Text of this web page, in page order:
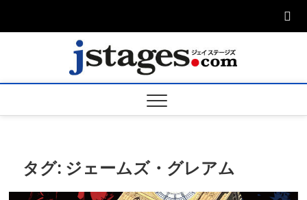
ージ
タグ: ジェームズ・グレアム